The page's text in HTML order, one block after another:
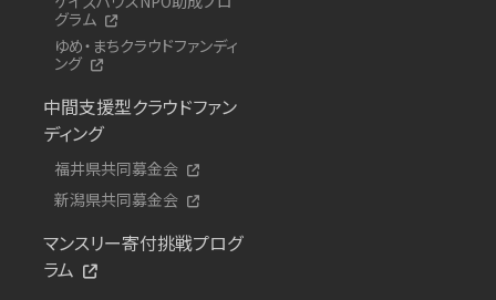
グラム
ゆめ・まちクラウドファンディ
ング
中間支援型クラウドファン
ディング
福井県共同募金会
新潟県共同募金会
マンスリー寄付挑戦プログ
ラム